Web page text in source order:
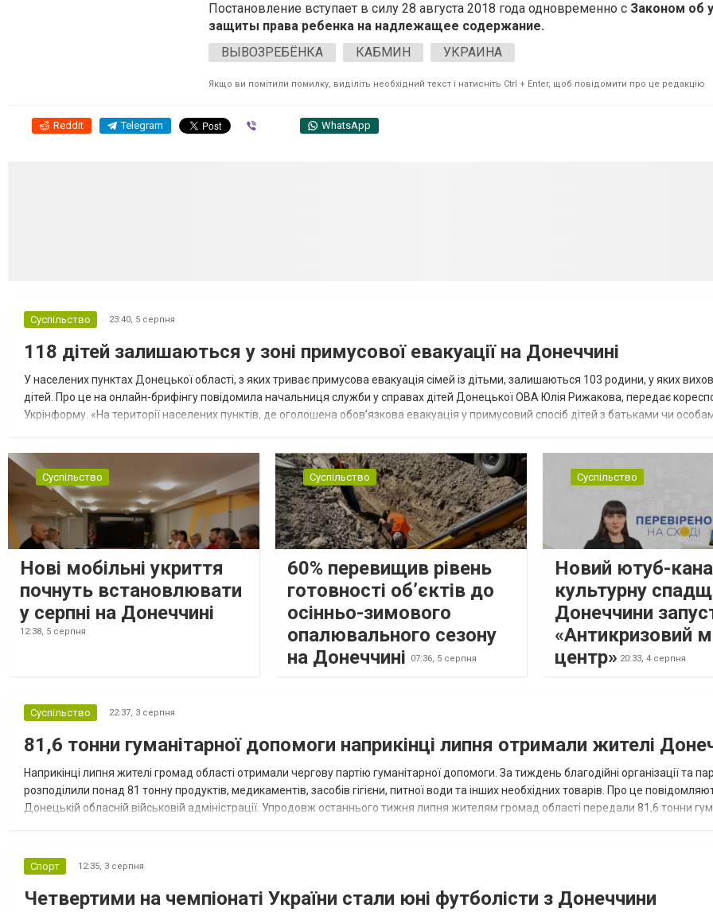
Постановление вступает в силу 28 августа 2018 года одновременно с Законом об
защиты права ребенка на надлежащее содержание.
ВЫВОЗРЕБЁНКА
КАБМИН УКРАИНА
Якщо ви помітили помилку, виділіть необхідний текст і натисніть Ctrl + Enter, щоб повідомити про це редакцію
Reddit Telegram WhatsApp
Суспільство 23:40, 5 серпня
118 дітей залишаються у зоні примусової евакуації на Донеччині
У населених пунктах Донецької області, з яких триває примусова евакуація сімей із дітьми, залишаються 103 родини, у яких
дітей. Про це на онлайн-брифінгу повідомила начальниця служби у справах дітей Донецької ОВА Юлія Рижакова, передає
Укрінформу. «На території населених пунктів, де оголошена обов’язкова евакуація у примусовий спосіб дітей з батьками чи
Суспільство
Нові мобільні укриття
почнуть встановлювати
у серпні на Донеччині
12:38, 5 серпня
Суспільство
60% перевищив рівень
готовності об’єктів до
осінньо-зимового
опалювального сезону
на Донеччині
07:36, 5 серпня
Суспільство
Новий ютуб-
культурну
Донеччини
«Антикризовий
центр» 20:33, 4 серпня
Суспільство 22:37, 3 серпня
81,6 тонни гуманітарної допомоги наприкінці липня отримали жителі
Наприкінці липня жителі громад області отримали чергову партію гуманітарної допомоги. За тиждень благодійні організації та
розподілили понад 81 тонну продуктів, медикаментів, засобів гігієни, питної води та інших необхідних товарів. Про це
Донецькій обласній військовій адміністрації. Упродовж останнього тижня липня жителям громад області передали 81,6 тонни
Спорт 12:35, 3 серпня
Четвертими на чемпіонаті України стали юні футболісти з Донеччини